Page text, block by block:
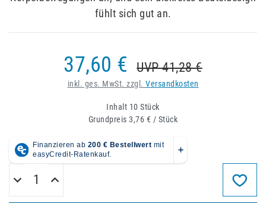
fühlt sich gut an.
37,60 € UVP 41,28 €
inkl. ges. MwSt. zzgl. Versandkosten
Inhalt 10Stück
Grundpreis3,76 € / Stück